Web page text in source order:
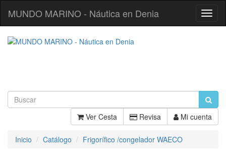
MUNDO MARINO - Náutica en Denia
Ver Cesta Revisa Mi cuenta
Inicio Catálogo Frigorífico /congelador WAECO